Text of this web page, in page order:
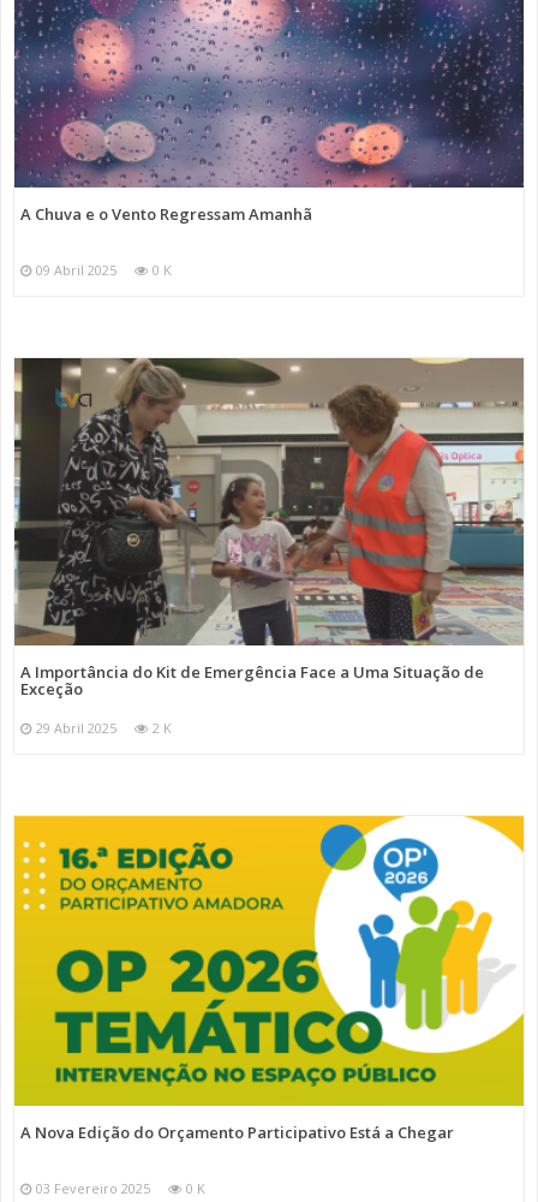
A Chuva e o Vento Regressam Amanhã
09 Abril 2025 0 K
A Importância do Kit de Emergência Face a Uma Situação de
Exceção
29 Abril 2025 2 K
A Nova Edição do Orçamento Participativo Está a Chegar
03 Fevereiro 2025 0 K